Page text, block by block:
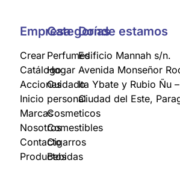
Empresa
Crear
Catálogo
Acciones
Inicio
Marcas
Nosotros
Contacto
Productos
Categorías
Perfumes
Hogar
Cuidado
personal
Cosmeticos
Comestibles
Cigarros
Bebidas
Donde estamos
Edificio Mannah s/n.
Avenida Monseñor
Ita Ybate y Rubio Ñu
Ciudad del Este,